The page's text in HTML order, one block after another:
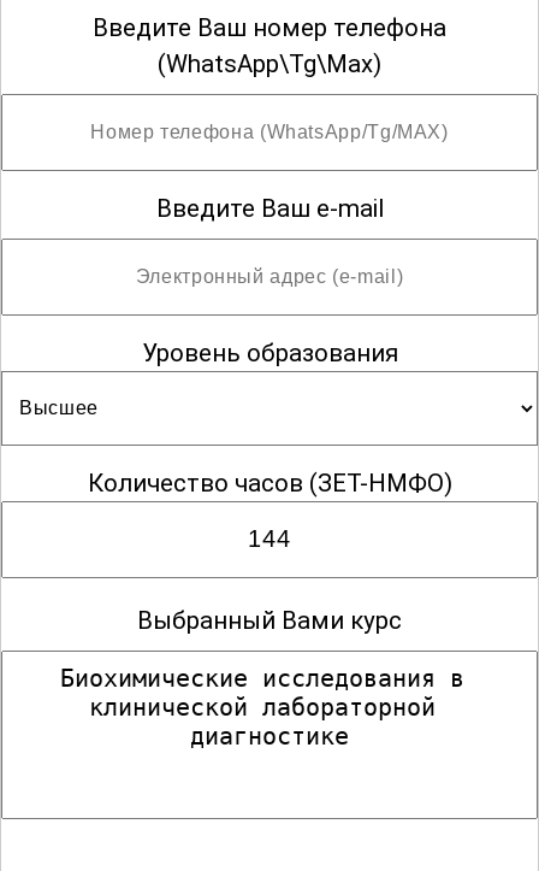
Введите Ваш номер телефона
(WhatsApp\Tg\Max)
Введите Ваш e-mail
Уровень образования
Количество часов (ЗЕТ-НМФО)
Выбранный Вами курс